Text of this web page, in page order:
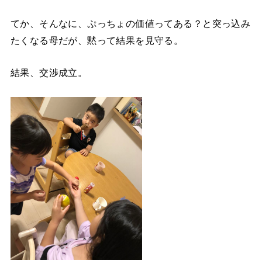
てか、そんなに、ぷっちょの価値ってある？と突っ込み
たくなる母だが、黙って結果を見守る。
結果、交渉成立。